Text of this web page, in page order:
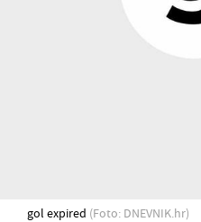
gol expired (Foto: DNEVNIK.hr)